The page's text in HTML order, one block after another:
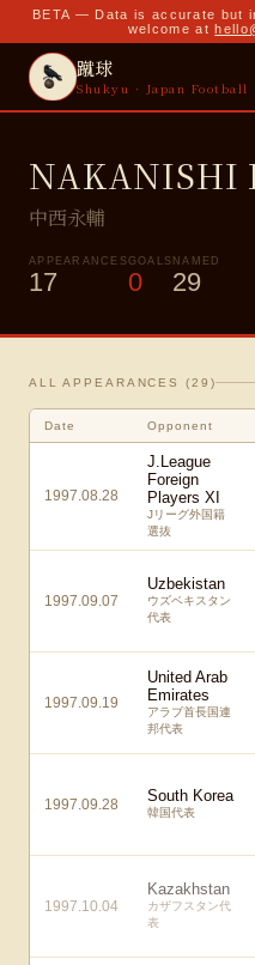
BETA — Data is accurate but
welcome at
蹴球
Shukyu · Japan Football
NAKANISHI
中西永輔
APPEARANCES
17
GOALS
0
NAMED
29
ALL APPEARANCES (29 )
Date Opponent
1997.08.28
J.League
Foreign
Players XI
Jリーグ外国籍
選抜
1997.09.07
Uzbekistan
ウズベキスタン
代表
1997.09.19
United Arab
Emirates
アラブ首長国連
邦代表
1997.09.28 South Korea
韓国代表
1997.10.04
Kazakhstan
カザフスタン代
表